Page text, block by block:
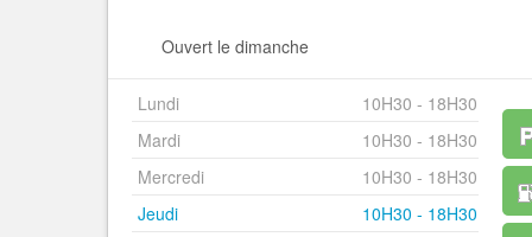
Ouvert le dimanche
Lundi
10H30 - 18H30
Mardi
10H30 - 18H30
Mercredi
10H30 - 18H30
Jeudi
10H30 - 18H30